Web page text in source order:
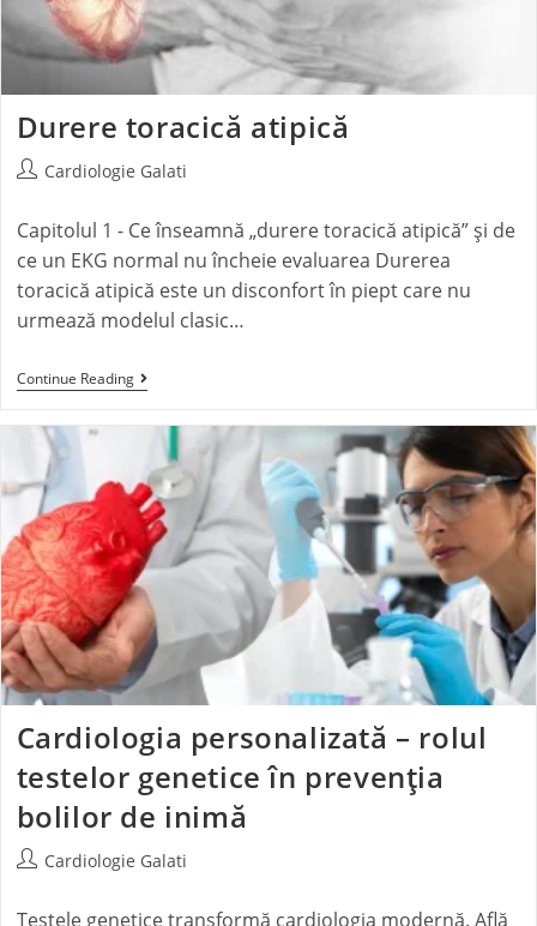
Durere toracică atipică
Cardiologie Galati
Capitolul 1 - Ce înseamnă „durere toracică atipică” și de
ce un EKG normal nu încheie evaluarea Durerea
toracică atipică este un disconfort în piept care nu
urmează modelul clasic…
Continue Reading
Cardiologia personalizată – rolul
testelor genetice în prevenția
bolilor de inimă
Cardiologie Galati
Testele genetice transformă cardiologia modernă. Află